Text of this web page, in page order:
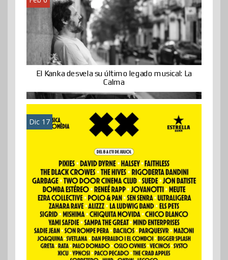
El Kanka desvela su último legado musical: La
Calma
Dic 17